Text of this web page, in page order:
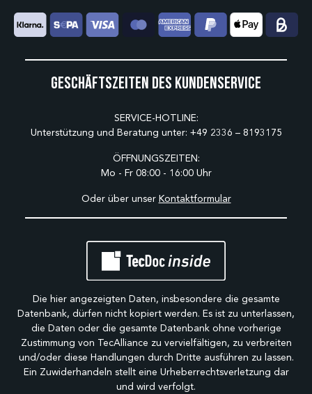
Geschäftszeiten des Kundenservice
SERVICE-HOTLINE:
Unterstützung und Beratung unter: +49 2336 – 8193175
ÖFFNUNGSZEITEN:
Mo - Fr 08:00 - 16:00 Uhr
Oder über unser Kontaktformular
Die hier angezeigten Daten, insbesondere die gesamte
Datenbank, dürfen nicht kopiert werden. Es ist zu unterlassen,
die Daten oder die gesamte Datenbank ohne vorherige
Zustimmung von TecAlliance zu vervielfältigen, zu verbreiten
und/oder diese Handlungen durch Dritte ausführen zu lassen.
Ein Zuwiderhandeln stellt eine Urheberrechtsverletzung dar
und wird verfolgt.